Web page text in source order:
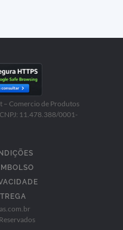
– Comercio de Produtos
11.478.388/0001-